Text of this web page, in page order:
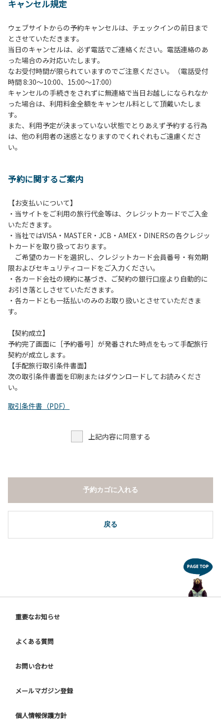
２、中学生以下だけでの利用はできません。高校生以上の方
３、テントサイト（多目的広場を含む。）の使用は、事前に
予約いただいた方のみで、連泊の方を除き、正午からです。
基本的に、テント1張りにつき1区画の予約をお願いします。
管理棟にてチェックインの手続きを行ってください。午後3
時前にお越しの方は、午後3時になりましたら管理棟にて手
続きを行ってください。午後5時過ぎにお越しの方は、翌朝
手続きを行ってください。
４、車両は、荷物の積み下ろし時以外は、駐車場にとめてく
ださい。
５、チェックアウトは、午前10時まで（日帰り使用の場合は
午後5時まで）です。チェックインの手続きを行っていない
方や使用人数が増えた場合は、必ず手続きを行ってくださ
ら午前10時までの間にゴミステーションに出してください。
は、お持ち帰りをお願いします。
【禁止事項】
カラオケ、発電機、地面での直火による焚き火、キャンプフ
ァイヤー、打ち上げ式花火、テントサウナの設置
【注意事項】
当キャンプ場のそばを流れる歴舟川は、上流で雨が降ると短
時間で増水し、川原で遊んでいると大変危険な状態になりや
すく、過去にも増水により人が流される事故が数件起きてい
（１）川原にテントやタープを張らない。
（２）雨が降ったときは川原で遊ばない。
（３）カムイコタン公園キャンプ場で雨が降らなくても、上
流で雨が降り急に増水することがあるので、水の濁りに注意
し、濁り始めたときには直ちに川原での遊びを中止する。
（４）キャンプ場の管理者や地元住民から川についての注意
キャンセル規定
ウェブサイトからの予約キャンセルは、チェックインの前日まで
とさせていただきます。
当日のキャンセルは、必ず電話でご連絡ください。電話連絡のあ
った場合のみ対応いたします。
なお受付時間が限られていますのでご注意ください。（電話受付
時間 8:30～10:00、15:00～17:00）
キャンセルの手続きをされずに無連絡で当日お越しになられなか
った場合は、利用料金全額をキャンセル料として頂戴いたしま
す。
また、利用予定が決まっていない状態でとりあえず予約する行為
は、他の利用者の迷惑となりますのでくれぐれもご遠慮くださ
い。
予約に関するご案内
【お支払いについて】
・当サイトをご利用の旅行代金等は、クレジットカードでご入金
いただきます。
・当社ではVISA・MASTER・JCB・AMEX・DINERSの各クレジッ
トカードを取り扱っております。
ご希望のカードを選択し、クレジットカード会員番号・有効期
限およびセキュリティコードをご入力ください。
・各カード会社の規約に基づき、ご契約の銀行口座より自動的に
お引き落としさせていただきます。
・各カードとも一括払いのみのお取り扱いとさせていただきま
す。
【契約成立】
予約完了画面に［予約番号］が発番された時点をもって手配旅行
契約が成立します。
【手配旅行取引条件書面】
次の取引条件書面を印刷またはダウンロードしてお読みくださ
い。
取引条件書（PDF）
上記内容に同意する
戻る
予約カゴに入れる
重要なお知らせ
よくある質問
お問い合わせ
メールマガジン登録
個人情報保護方針